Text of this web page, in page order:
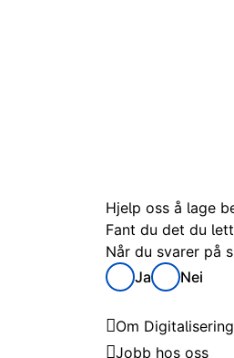
Hjelp oss å lage
Fant du det du
Når du svarer på
Ja
Nei
Om
Jobb hos oss